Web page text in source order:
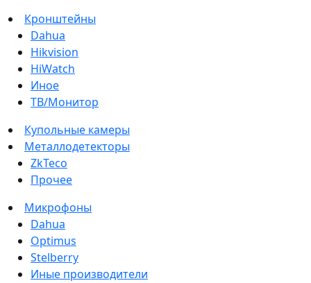
Кронштейны
Dahua
Hikvision
HiWatch
Иное
ТВ/Монитор
Купольные камеры
Металлодетекторы
ZkTeco
Прочее
Микрофоны
Dahua
Optimus
Stelberry
Иные производители